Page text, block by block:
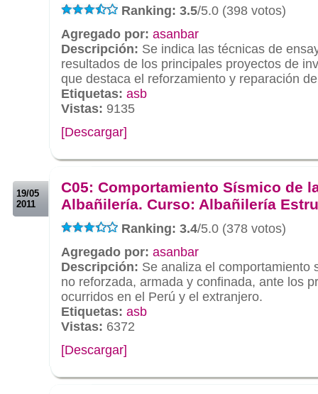
Ranking: 3.5/5.0 (398 votos)
Agregado por: asanbar
Descripción: Se indica las técnicas de
resultados de los principales proyectos de
que destaca el reforzamiento y reparación
Etiquetas: asb
Vistas: 9135
[Descargar]
19/05
2011
C05: Comportamiento Sísmico de
Albañilería. Curso: Albañilería
Ranking: 3.4/5.0 (378 votos)
Agregado por: asanbar
Descripción: Se analiza el comportamiento
no reforzada, armada y confinada, ante los
ocurridos en el Perú y el extranjero.
Etiquetas: asb
Vistas: 6372
[Descargar]